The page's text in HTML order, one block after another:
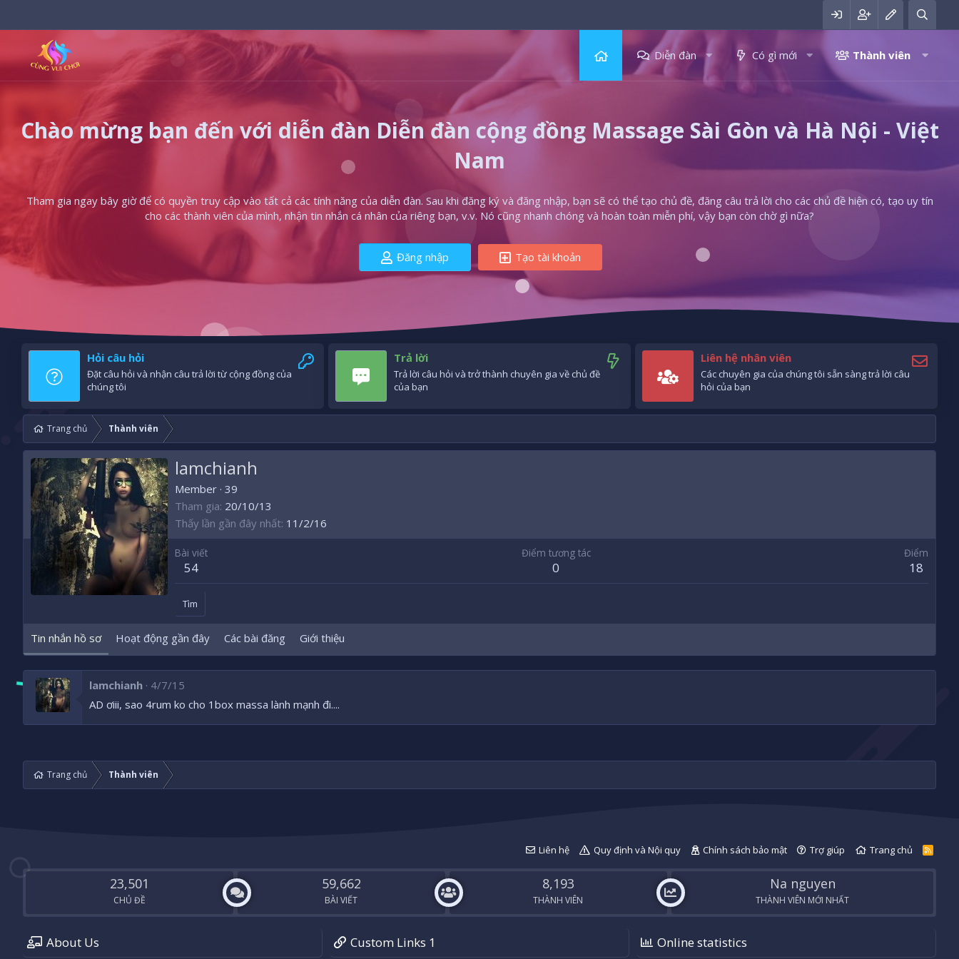
Diễn đàn Có gì mới Thành viên
Chào mừng bạn đến với diễn đàn Diễn đàn cộng đồng Massage Sài Gòn và Hà Nội - Việt
Nam
Tham gia ngay bây giờ để có quyền truy cập vào tất cả các tính năng của diễn đàn. Sau khi đăng ký và đăng nhập, bạn sẽ có thể tạo chủ đề, đăng câu trả lời cho các chủ đề hiện có, tạo uy tín
cho các thành viên của mình, nhận tin nhắn cá nhân của riêng bạn, v.v. Nó cũng nhanh chóng và hoàn toàn miễn phí, vậy bạn còn chờ gì nữa?
Đăng nhập Tạo tài khoản
Hỏi câu hỏi
Đặt câu hỏi và nhận câu trả lời từ cộng đồng của
chúng tôi
Trả lời
Trả lời câu hỏi và trở thành chuyên gia về chủ đề
của bạn
Liên hệ nhân viên
Các chuyên gia của chúng tôi sẵn sàng trả lời câu
hỏi của bạn
Trang chủ Thành viên
lamchianh
Member · 39
Tham gia 20/10/13
Thấy lần gần đây nhất 11/2/16
Bài viết
54
Điểm tương tác
0
Điểm
18
Tìm
Tin nhắn hồ sơ Hoạt động gần đây Các bài đăng Giới thiệu
lamchianh 4/7/15
AD ơiii, sao 4rum ko cho 1box massa lành mạnh đi....
Trang chủ Thành viên
Liên hệ Quy định và Nội quy Chính sách bảo mật Trợ giúp Trang chủ
R
S
23,501
CHỦ ĐỀ
59,662
BÀI VIẾT
8,193
THÀNH VIÊN
Na nguyen
THÀNH VIÊN MỚI NHẤT
About Us Custom Links 1 Online statistics